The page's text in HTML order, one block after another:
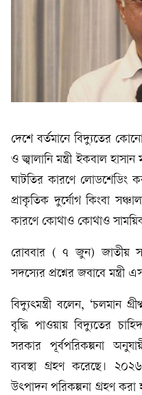
দেশে বর্তমানে বিদ্যুতের
ও জ্বালানি মন্ত্রী ইকবাল
ঘাটতির কারণে লোডশেডিং
প্রাকৃতিক দুর্যোগ কিংবা
কারণে কোথাও কোথাও সাময়িক
রোববার ( ৭ জুন) জাতীয়
সদস্যের প্রশ্নের জবাবে মন্ত্রী
বিদ্যুৎমন্ত্রী বলেন, ‘চলমান
বৃদ্ধি পাওয়ায় বিদ্যুতের
সরকার পূর্বপরিকল্পনা
ব্যবস্থা গ্রহণ করেছে।
উৎপাদন পরিকল্পনা গ্রহণ